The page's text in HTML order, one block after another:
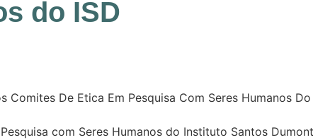
do ISD
com Seres Humanos do Instituto Santos